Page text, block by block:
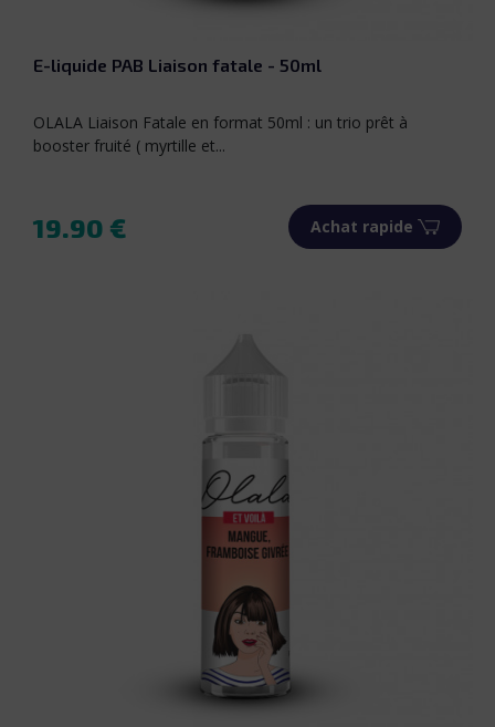
E-liquide PAB Liaison fatale - 50ml
OLALA Liaison Fatale en format 50ml : un trio prêt à
booster fruité ( myrtille et...
Prix
19.90 € Achat rapide